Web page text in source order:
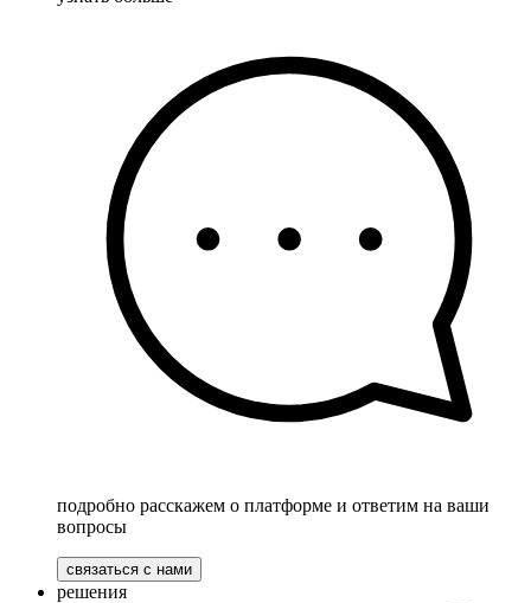
подробно расскажем о платформе и ответим на ваши
вопросы
связаться с нами
решения